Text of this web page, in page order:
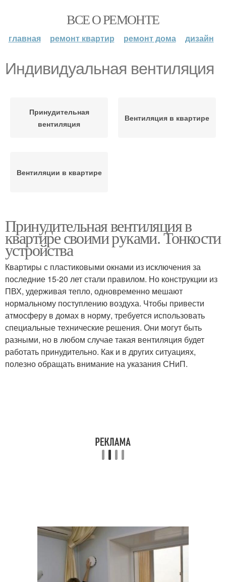
ВСЕ О РЕМОНТЕ
главная ремонт квартир ремонт дома дизайн
Индивидуальная вентиляция
Принудительная
вентиляция
Вентиляция в квартире
Вентиляции в квартире
Принудительная вентиляция в
квартире своими руками. Тонкости
устройства
Квартиры с пластиковыми окнами из исключения за
последние 15-20 лет стали правилом. Но конструкции из
ПВХ, удерживая тепло, одновременно мешают
нормальному поступлению воздуха. Чтобы привести
атмосферу в домах в норму, требуется использовать
специальные технические решения. Они могут быть
разными, но в любом случае такая вентиляция будет
работать принудительно. Как и в других ситуациях,
полезно обращать внимание на указания СНиП.